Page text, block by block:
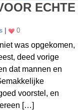
ECHTE
0
was opgekomen,
deed vorige
dat mannen en
voorstel, en
[…]